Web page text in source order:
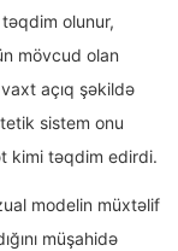
olunur,
mövcud olan
açıq şəkildə
sistem onu
kimi təqdim edirdi.
modelin müxtəlif
müşahidə